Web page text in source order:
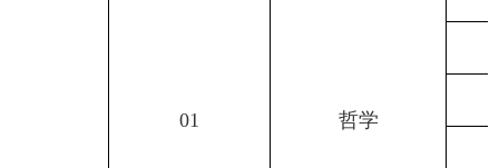
01 哲学